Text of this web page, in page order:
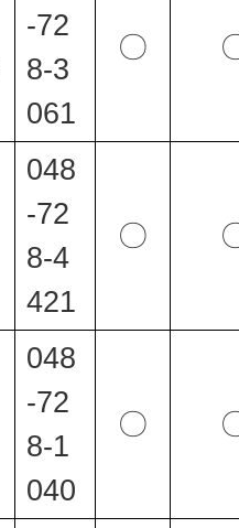
-72
8-3
061
〇
048
-72
8-4
421
〇
048
-72
8-1
040
〇